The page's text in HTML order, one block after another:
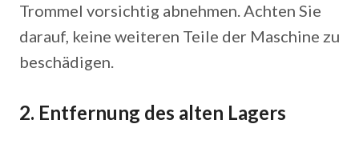
Trommel vorsichtig abnehmen. Achten Sie
darauf, keine weiteren Teile der Maschine zu
beschädigen.
2. Entfernung des alten Lagers